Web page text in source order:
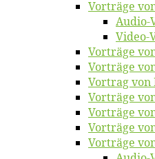
Vor­trä­ge
Au­dio-
Vi­deo-
Vor­trä­ge
Vor­trä­ge
Vor­trag von
Vor­trä­ge
Vor­trä­ge
Vor­trä­ge
Vor­trä­ge